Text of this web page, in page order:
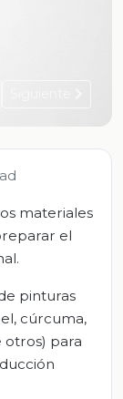
materiales
el
pinturas
cúrcuma,
otros) para